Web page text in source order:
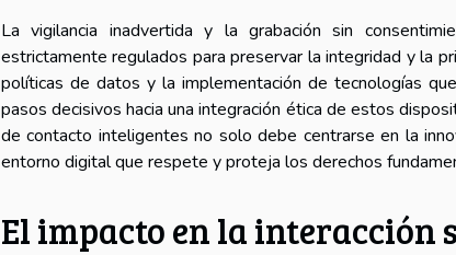
La vigilancia inadvertida y la grabación sin
estrictamente regulados para preservar la integridad y la
políticas de datos y la implementación de tecnologías
pasos decisivos hacia una integración ética de estos
de contacto inteligentes no solo debe centrarse en la
entorno digital que respete y proteja los derechos
El impacto en la interacción